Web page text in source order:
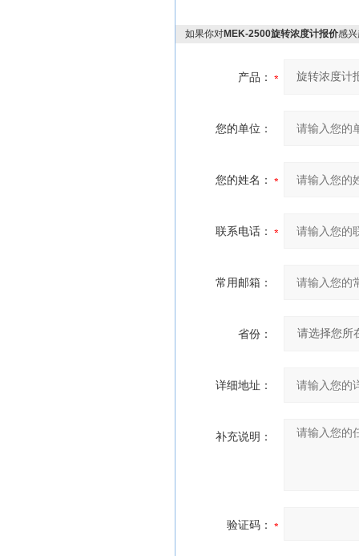
如果你对MEK-2500旋转浓度计报价感
产品：
您的单位：
您的姓名：
联系电话：
常用邮箱：
省份：
详细地址：
补充说明：
验证码：